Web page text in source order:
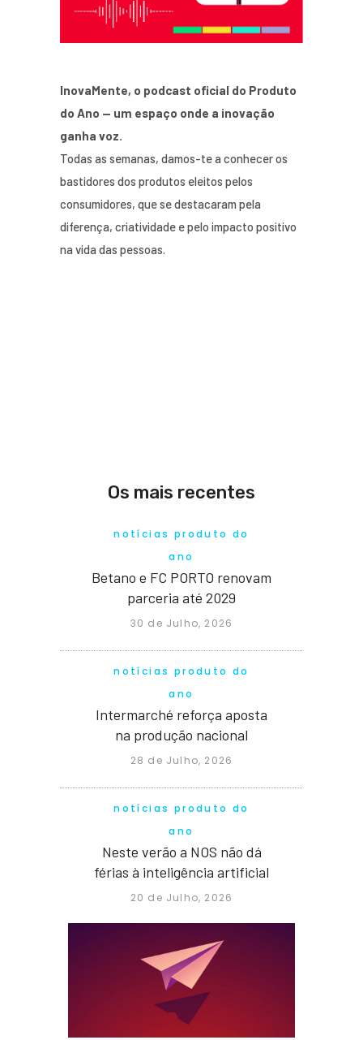
InovaMente, o podcast oficial do Produto
do Ano — um espaço onde a inovação
ganha voz.
Todas as semanas, damos-te a conhecer os
bastidores dos produtos eleitos pelos
consumidores, que se destacaram pela
diferença, criatividade e pelo impacto positivo
na vida das pessoas.
Os mais recentes
notícias produto do
ano
Betano e FC PORTO renovam
parceria até 2029
30 de Julho, 2026
notícias produto do
ano
Intermarché reforça aposta
na produção nacional
28 de Julho, 2026
notícias produto do
ano
Neste verão a NOS não dá
férias à inteligência artificial
20 de Julho, 2026